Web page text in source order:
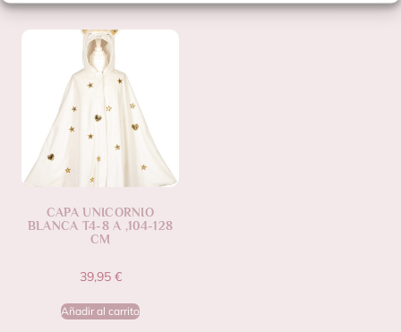
CAPA UNICORNIO
BLANCA T4-8 A ,104-128
CM
39,95 €
Añadir al carrito